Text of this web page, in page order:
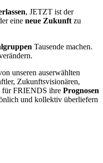
, JETZT ist der
eine neue Zukunft zu
Tausende machen.
unseren auserwählten
Zukunftsvisionären,
für FRIENDS ihre Prognosen
und kollektiv überliefern